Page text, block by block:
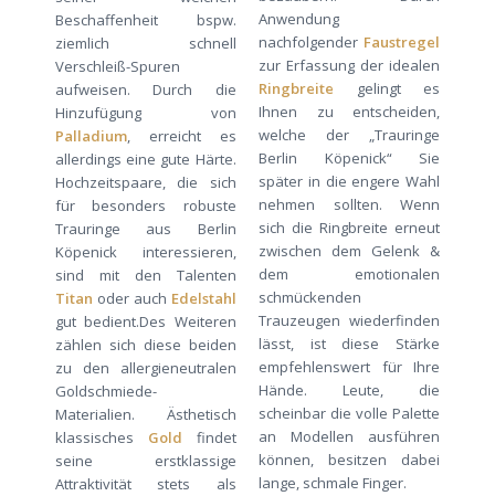
Beschaffenheit bspw.
ziemlich schnell
Verschleiß-Spuren
aufweisen. Durch die
Hinzufügung von
Palladium, erreicht es
allerdings eine gute Härte.
Hochzeitspaare, die sich
für besonders robuste
Trauringe aus Berlin
Köpenick interessieren,
sind mit den Talenten
Titan oder auch Edelstahl
gut bedient.Des Weiteren
zählen sich diese beiden
zu den allergieneutralen
Goldschmiede-
Materialien. Ästhetisch
klassisches Gold findet
seine erstklassige
Attraktivität stets als
Anwendung
nachfolgender Faustregel
zur Erfassung der idealen
Ringbreite gelingt es
Ihnen zu entscheiden,
welche der „Trauringe
Berlin Köpenick“ Sie
später in die engere Wahl
nehmen sollten. Wenn
sich die Ringbreite erneut
zwischen dem Gelenk &
dem emotionalen
schmückenden
Trauzeugen wiederfinden
lässt, ist diese Stärke
empfehlenswert für Ihre
Hände. Leute, die
scheinbar die volle Palette
an Modellen ausführen
können, besitzen dabei
lange, schmale Finger.